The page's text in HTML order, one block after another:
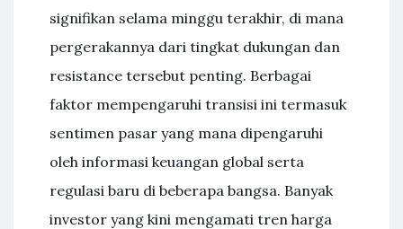
signifikan selama minggu terakhir, di mana
pergerakannya dari tingkat dukungan dan
resistance tersebut penting. Berbagai
faktor mempengaruhi transisi ini termasuk
sentimen pasar yang mana dipengaruhi
oleh informasi keuangan global serta
regulasi baru di beberapa bangsa. Banyak
investor yang kini mengamati tren harga